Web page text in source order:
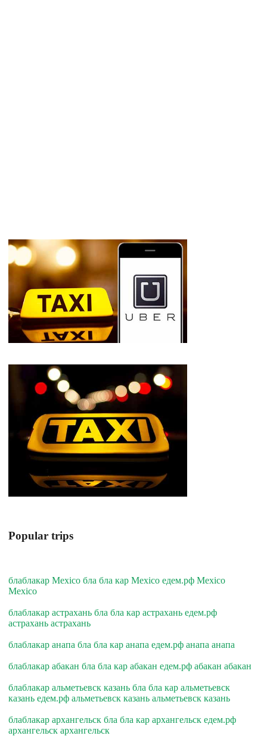
Popular trips
блаблакар Mexico бла бла кар Mexico едем.рф Mexico
Mexico
блаблакар астрахань бла бла кар астрахань едем.рф
астрахань астрахань
блаблакар анапа бла бла кар анапа едем.рф анапа анапа
блаблакар абакан бла бла кар абакан едем.рф абакан абакан
блаблакар альметьевск казань бла бла кар альметьевск
казань едем.рф альметьевск казань альметьевск казань
блаблакар архангельск бла бла кар архангельск едем.рф
архангельск архангельск